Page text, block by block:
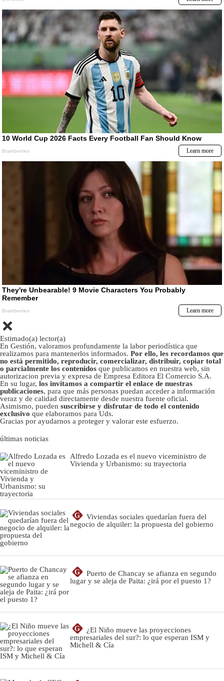
Estimado(a) lector(a)
En Gestión, valoramos profundamente la labor periodística que
realizamos para mantenerlos informados. Por ello, les recordamos que
no está permitido, reproducir, comercializar, distribuir, copiar total
o parcialmente los contenidos que publicamos en nuestra web, sin
autorizacion previa y expresa de Empresa Editora El Comercio S.A.
En su lugar, los invitamos a compartir el enlace de nuestras
publicaciones, para que más personas puedan acceder a información
veraz y de calidad directamente desde nuestra fuente oficial.
Asimismo, pueden suscribirse y disfrutar de todo el contenido
exclusivo que elaboramos para Uds.
Gracias por ayudarnos a proteger y valorar este esfuerzo.
últimas noticias
Alfredo Lozada es el nuevo viceministro de
Vivienda y Urbanismo: su trayectoria
G
Viviendas sociales quedarían fuera del
negocio de alquiler: la propuesta del gobierno
G
Puerto de Chancay se afianza en segundo
lugar y se aleja de Paita: ¿irá por el puesto 1?
G
¿El Niño mueve las proyecciones
empresariales del sur?: lo que esperan ISM y
Michell & Cía